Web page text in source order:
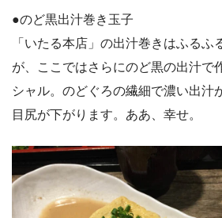
●のど黒出汁巻き玉子
「いたる本店」の出汁巻きはふるふ
が、ここではさらにのど黒の出汁で
シャル。のどぐろの繊細で濃い出汁
目尻が下がります。ああ、幸せ。